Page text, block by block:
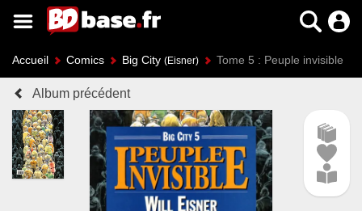
Accueil Comics Big City (Eisner) Tome 5 : Peuple invisible
Album précédent